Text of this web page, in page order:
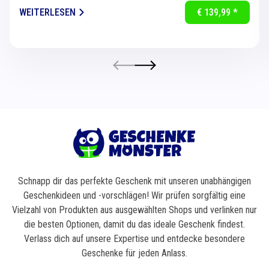
WEITERLESEN
€ 139,99 *
Schnapp dir das perfekte Geschenk mit unseren unabhängigen
Geschenkideen und -vorschlägen! Wir prüfen sorgfältig eine
Vielzahl von Produkten aus ausgewählten Shops und verlinken nur
die besten Optionen, damit du das ideale Geschenk findest.
Verlass dich auf unsere Expertise und entdecke besondere
Geschenke für jeden Anlass.